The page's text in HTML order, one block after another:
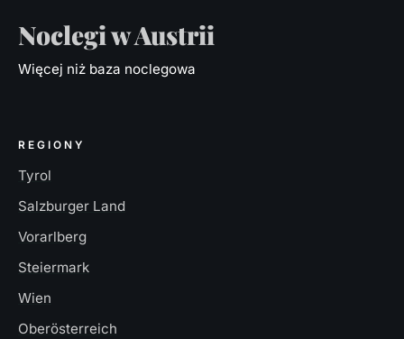
Noclegi w Austrii
Więcej niż baza noclegowa
REGIONY
Tyrol
Salzburger Land
Vorarlberg
Steiermark
Wien
Oberösterreich